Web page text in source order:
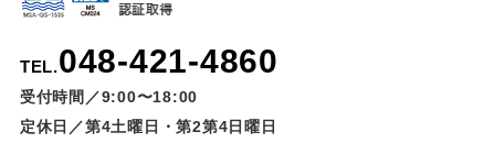
TEL.048-421-4860
受付時間／9:00〜18:00
定休日／第4土曜日・第2第4日曜日